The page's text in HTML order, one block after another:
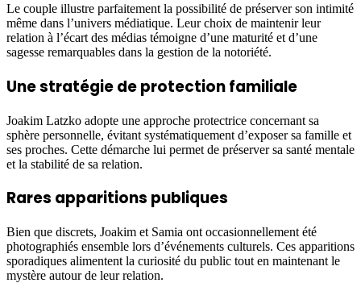
Le couple illustre parfaitement la possibilité de préserver son intimité
même dans l’univers médiatique. Leur choix de maintenir leur
relation à l’écart des médias témoigne d’une maturité et d’une
sagesse remarquables dans la gestion de la notoriété.
Une stratégie de protection familiale
Joakim Latzko adopte une approche protectrice concernant sa
sphère personnelle, évitant systématiquement d’exposer sa famille et
ses proches. Cette démarche lui permet de préserver sa santé mentale
et la stabilité de sa relation.
Rares apparitions publiques
Bien que discrets, Joakim et Samia ont occasionnellement été
photographiés ensemble lors d’événements culturels. Ces apparitions
sporadiques alimentent la curiosité du public tout en maintenant le
mystère autour de leur relation.